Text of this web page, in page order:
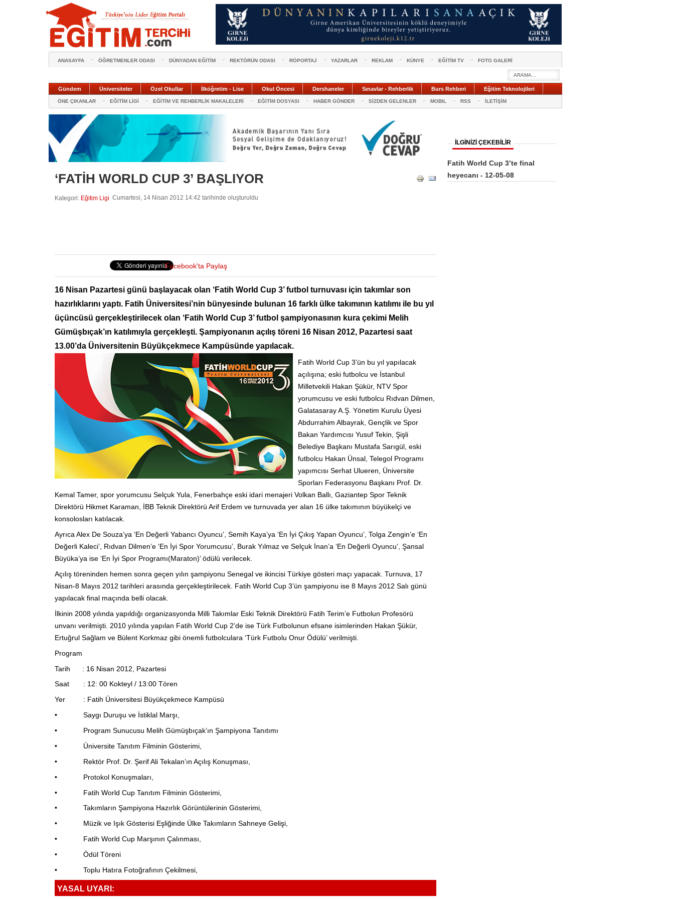
ANASAYFA ÖĞRETMENLER ODASI DÜNYADAN EĞİTİM REKTÖRÜN ODASI RÖPORTAJ YAZARLAR REKLAM KÜNYE EĞİTİM TV FOTO GALERİ
Gündem Üniversiteler Özel Okullar İlköğretim - Lise Okul Öncesi Dershaneler Sınavlar - Rehberlik Burs Rehberi Eğitim Teknolojileri
ÖNE ÇIKANLAR EĞİTİM LİGİ EĞİTİM VE REHBERLİK MAKALELERİ EĞİTİM DOSYASI HABER GÖNDER SİZDEN GELENLER MOBIL RSS İLETİŞİM
‘FATİH WORLD CUP 3’ BAŞLIYOR
Kategori: Eğitim Ligi Cumartesi, 14 Nisan 2012 14:42 tarihinde oluşturuldu
Facebook'ta Paylaş
16 Nisan Pazartesi günü başlayacak olan ‘Fatih World Cup 3’ futbol turnuvası için takımlar son
hazırlıklarını yaptı. Fatih Üniversitesi’nin bünyesinde bulunan 16 farklı ülke takımının katılımı ile bu yıl
üçüncüsü gerçekleştirilecek olan ‘Fatih World Cup 3’ futbol şampiyonasının kura çekimi Melih
Gümüşbıçak’ın katılımıyla gerçekleşti. Şampiyonanın açılış töreni 16 Nisan 2012, Pazartesi saat
13.00’da Üniversitenin Büyükçekmece Kampüsünde yapılacak.
Fatih World Cup 3’ün bu yıl yapılacak
açılışına; eski futbolcu ve İstanbul
Milletvekili Hakan Şükür, NTV Spor
yorumcusu ve eski futbolcu Rıdvan Dilmen,
Galatasaray A.Ş. Yönetim Kurulu Üyesi
Abdurrahim Albayrak, Gençlik ve Spor
Bakan Yardımcısı Yusuf Tekin, Şişli
Belediye Başkanı Mustafa Sarıgül, eski
futbolcu Hakan Ünsal, Telegol Programı
yapımcısı Serhat Ulueren, Üniversite
Sporları Federasyonu Başkanı Prof. Dr.
Kemal Tamer, spor yorumcusu Selçuk Yula, Fenerbahçe eski idari menajeri Volkan Ballı, Gaziantep Spor Teknik
Direktörü Hikmet Karaman, İBB Teknik Direktörü Arif Erdem ve turnuvada yer alan 16 ülke takımının büyükelçi ve
konsolosları katılacak.
Ayrıca Alex De Souza’ya ‘En Değerli Yabancı Oyuncu’, Semih Kaya’ya ‘En İyi Çıkış Yapan Oyuncu’, Tolga Zengin’e ‘En
Değerli Kaleci’, Rıdvan Dilmen’e ‘En İyi Spor Yorumcusu’, Burak Yılmaz ve Selçuk İnan’a ‘En Değerli Oyuncu’, Şansal
Büyüka’ya ise ‘En İyi Spor Programı(Maraton)’ ödülü verilecek.
Açılış töreninden hemen sonra geçen yılın şampiyonu Senegal ve ikincisi Türkiye gösteri maçı yapacak. Turnuva, 17
Nisan-8 Mayıs 2012 tarihleri arasında gerçekleştirilecek. Fatih World Cup 3’ün şampiyonu ise 8 Mayıs 2012 Salı günü
yapılacak final maçında belli olacak.
İlkinin 2008 yılında yapıldığı organizasyonda Milli Takımlar Eski Teknik Direktörü Fatih Terim’e Futbolun Profesörü
unvanı verilmişti. 2010 yılında yapılan Fatih World Cup 2’de ise Türk Futbolunun efsane isimlerinden Hakan Şükür,
Ertuğrul Sağlam ve Bülent Korkmaz gibi önemli futbolculara ‘Türk Futbolu Onur Ödülü’ verilmişti.
Program
Tarih : 16 Nisan 2012, Pazartesi
Saat : 12: 00 Kokteyl / 13:00 Tören
Yer : Fatih Üniversitesi Büyükçekmece Kampüsü
• Saygı Duruşu ve İstiklal Marşı,
• Program Sunucusu Melih Gümüşbıçak’ın Şampiyona Tanıtımı
• Üniversite Tanıtım Filminin Gösterimi,
• Rektör Prof. Dr. Şerif Ali Tekalan’ın Açılış Konuşması,
• Protokol Konuşmaları,
• Fatih World Cup Tanıtım Filminin Gösterimi,
• Takımların Şampiyona Hazırlık Görüntülerinin Gösterimi,
• Müzik ve Işık Gösterisi Eşliğinde Ülke Takımların Sahneye Gelişi,
• Fatih World Cup Marşının Çalınması,
• Ödül Töreni
• Toplu Hatıra Fotoğrafının Çekilmesi,
YASAL UYARI:
İLGİNİZİ ÇEKEBİLİR
Fatih World Cup 3’te final
heyecanı - 12-05-08